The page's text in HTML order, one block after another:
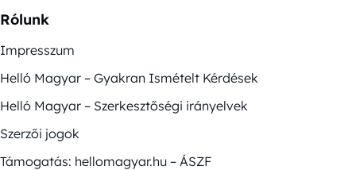
Rólunk
Impresszum
Helló Magyar – Gyakran Ismételt Kérdések
Helló Magyar – Szerkesztőségi irányelvek
Szerzői jogok
Támogatás: hellomagyar.hu – ÁSZF